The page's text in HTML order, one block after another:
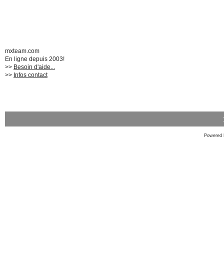
mxteam.com
En ligne depuis 2003!
>> Besoin d'aide...
>> Infos contact